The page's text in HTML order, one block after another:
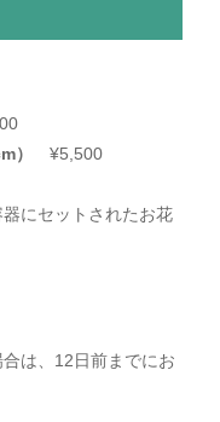
） ¥5,500
にセットされたお花
は、12日前までにお